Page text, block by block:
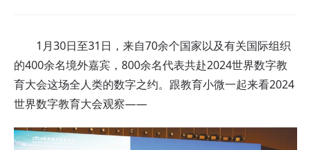
1月30日至31日，来自70余个国家以及有关国际组织
的400余名境外嘉宾，800余名代表共赴2024世界数字教
育大会这场全人类的数字之约。跟教育小微一起来看2024
世界数字教育大会观察——